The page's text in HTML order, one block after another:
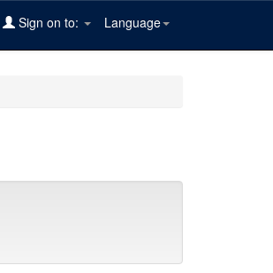
Language
Sign on to: